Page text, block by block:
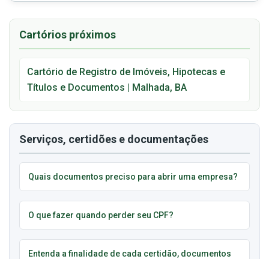
Cartórios próximos
Cartório de Registro de Imóveis, Hipotecas e
Títulos e Documentos | Malhada, BA
Serviços, certidões e documentações
Quais documentos preciso para abrir uma empresa?
O que fazer quando perder seu CPF?
Entenda a finalidade de cada certidão, documentos